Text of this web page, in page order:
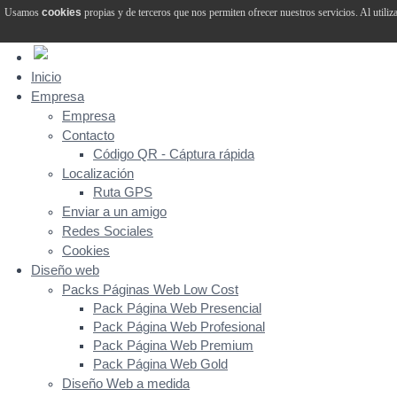
Inicio
Empresa
Empresa
Contacto
Código QR - Cáptura rápida
Localización
Ruta GPS
Enviar a un amigo
Redes Sociales
Cookies
Diseño web
Packs Páginas Web Low Cost
Pack Página Web Presencial
Pack Página Web Profesional
Pack Página Web Premium
Pack Página Web Gold
Diseño Web a medida
Usamos cookies propias y de terceros que nos permiten ofrecer nuestros servicios. Al